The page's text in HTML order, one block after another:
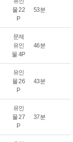
물 22
P
53분
문제
유인
물 4P
46분
유인
물 26
P
43분
유인
물 27
P
37분